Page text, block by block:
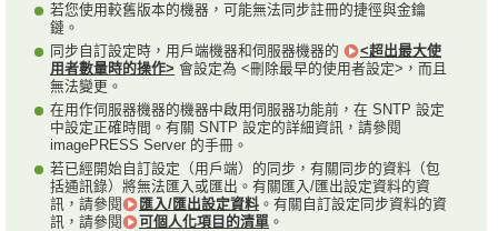
若您使用較舊版本的機器，可能無法同步註冊的捷徑與金鑰
鏈。
同步自訂設定時，用戶端機器和伺服器機器的
<超出最大使
用者數量時的操作> 會設定為 <刪除最早的使用者設定>，而且
無法變更。
在用作伺服器機器的機器中啟用伺服器功能前，在 SNTP 設定
中設定正確時間。有關 SNTP 設定的詳細資訊，請參閱
imagePRESS Server 的手冊。
若已經開始自訂設定（用戶端）的同步，有關同步的資料（包
括通訊錄）將無法匯入或匯出。有關匯入/匯出設定資料的資
訊，請參閱
匯入/匯出設定資料 。有關自訂設定同步資料的資
訊，請參閱
可個人化項目的清單 。